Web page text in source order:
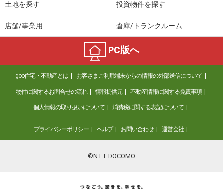
土地を探す 投資物件を探す
店舗/事業用 倉庫/トランクルーム
PC版へ
goo住宅・不動産とは お客さまご利用端末からの情報の外部送信について
物件に関するお問合せの流れ 情報提供元 不動産情報に関する免責事項
個人情報の取り扱いについて 消費税に関する表記について
プライバシーポリシー ヘルプ お問い合わせ 運営会社
©NTT DOCOMO